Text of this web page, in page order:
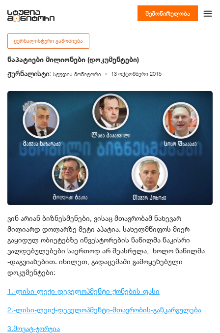
შემოწირულობა
ᲟᲣᲠᲜᲐᲚᲘᲡᲢᲣᲠᲘ ᲒᲐᲛᲝᲫᲘᲔᲑᲐ
ნაპატიები მილიონები (დოკუმენტები)
ჟურნალისტი: სტუდია მონიტორი 13 ოქტომბერი 2015
ვინ არიან ბიზნესმენები, ვისაც მთავრობამ ნახევარ
მილიარდ დოლარზე მეტი აპატია. სახელმწიფოს მიერ
გაყიდულ ობიეტებზე ინვესტორების ნაწილმა ნაკისრი
ვალდებულებები საერთოდ არ შეასრულა, ხოლო ნაწილმა
-დაგვიანებით. იხილეთ, გადაცემაში გამოყენებული
დოკუმენტები:
1.-ლისი-ლექი-დეველოპმენტი-ქონების-ფასი
2.-ლისი-ლეიქ-დეველოპმენტი-მთავრობის-განკარგულება
3.მოვატ-ჯორჯია